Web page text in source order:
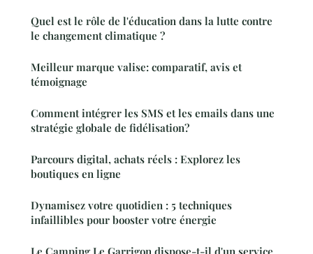
Quel est le rôle de l'éducation dans la lutte contre
le changement climatique ?
Meilleur marque valise: comparatif, avis et
témoignage
Comment intégrer les SMS et les emails dans une
stratégie globale de fidélisation?
Parcours digital, achats réels : Explorez les
boutiques en ligne
Dynamisez votre quotidien : 5 techniques
infaillibles pour booster votre énergie
Le Camping Le Garrigon dispose-t-il d'un service